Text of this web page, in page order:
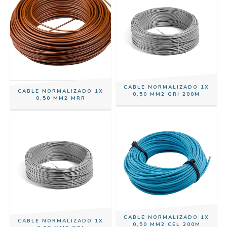
CABLE NORMALIZADO 1X
0,50 MM2 MRR
CABLE NORMALIZADO 1X
0,50 MM2 GRI 200M
CABLE NORMALIZADO 1X
CABLE NORMALIZADO 1X
0,50 MM2 CEL 200M